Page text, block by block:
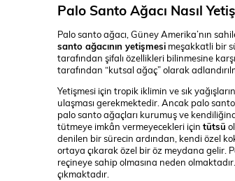
Palo Santo Ağacı Nasıl
Palo santo ağacı, Güney Amerika’nın
santo ağacının yetişmesi meşakkatli bir
tarafından şifalı özellikleri bilinmesine
tarafından “kutsal ağaç” olarak
Yetişmesi için tropik iklimin ve sık
ulaşması gerekmektedir. Ancak palo
palo santo ağaçları kurumuş ve
tütmeye imkân vermeyecekleri için tütsü
denilen bir sürecin ardından, kendi özel
ortaya çıkarak özel bir öz meydana gelir.
reçineye sahip olmasına neden
çıkmaktadır.